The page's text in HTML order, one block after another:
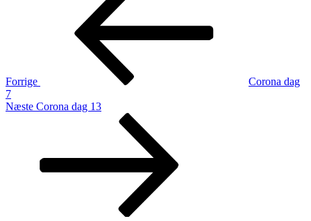
Forrige
Corona dag
7
Næste
Næste Corona dag 13